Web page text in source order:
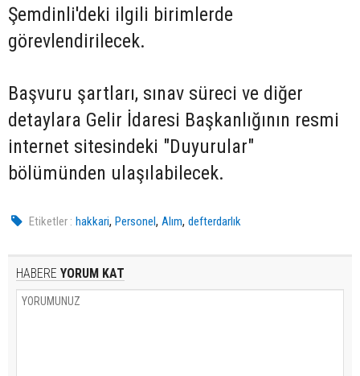
Şemdinli'deki ilgili birimlerde
görevlendirilecek.
Başvuru şartları, sınav süreci ve diğer
detaylara Gelir İdaresi Başkanlığının resmi
internet sitesindeki "Duyurular"
bölümünden ulaşılabilecek.
Etiketler : hakkari,Personel,Alım,defterdarlık
HABERE YORUM KAT